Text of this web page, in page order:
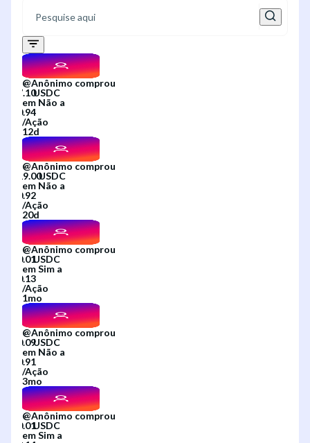
@Anônimo comprou
em Não a
/Ação
12d
@Anônimo comprou
em Não a
/Ação
20d
@Anônimo comprou
emSim a
/Ação
1mo
@Anônimo comprou
em Não a
/Ação
3mo
@Anônimo comprou
emSim a